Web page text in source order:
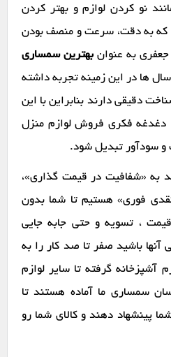
نو کردن لوازم و بهتر کردن
که به دقت، سرعت و منصف بودن
به عنوان بهترین سمساری
ها در این زمینه تجربه داشته
دقیقی دارند بنابراین با این
دغدغه فکری فروش لوازم منزل
و سودآور تبدیل شود.
به «شفافیت در قیمت گذاری»،
فوری» هستیم تا شما بدون
، تسویه و حتی جابه جایی
آنها باشید صفر تا صد کار را به
آشپزخانه گرفته تا سایر لوازم
سمساری ما آماده هستند تا
پینشهاد دهند و کالای شما رو